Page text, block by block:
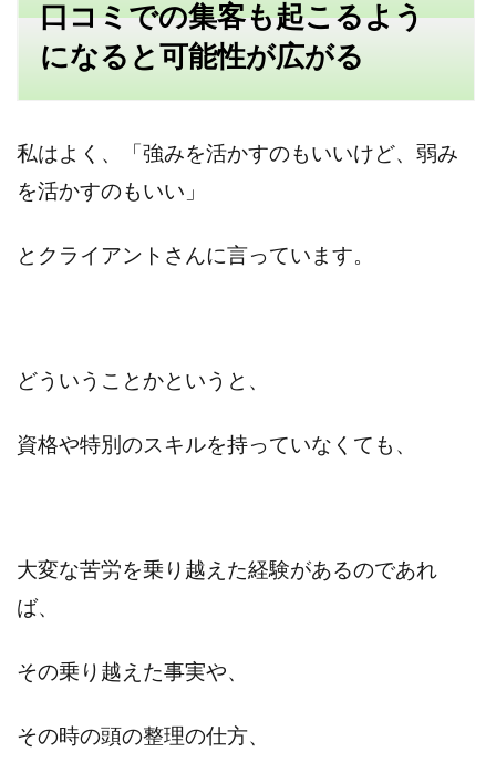
口コミでの集客も起こるよう
になると可能性が広がる
私はよく、「強みを活かすのもいいけど、弱み
を活かすのもいい」
とクライアントさんに言っています。
どういうことかというと、
資格や特別のスキルを持っていなくても、
大変な苦労を乗り越えた経験があるのであれ
ば、
その乗り越えた事実や、
その時の頭の整理の仕方、